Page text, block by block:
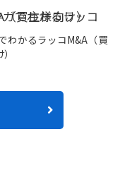
わかるラッコM&A（買